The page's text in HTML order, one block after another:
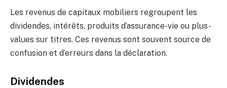
Les revenus de capitaux mobiliers regroupent les
dividendes, intérêts, produits d’assurance-vie ou plus-
values sur titres. Ces revenus sont souvent source de
confusion et d’erreurs dans la déclaration.
Dividendes